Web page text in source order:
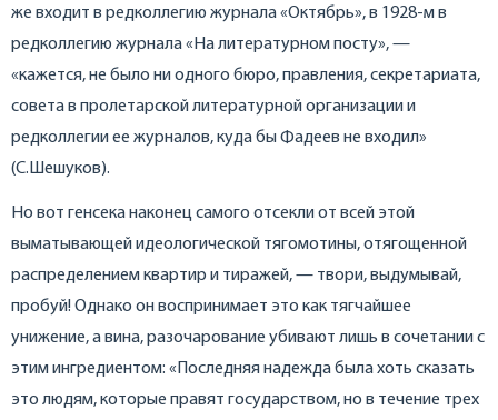
же входит в редколлегию журнала «Октябрь», в 1928-м в
редколлегию журнала «На литературном посту», —
«кажется, не было ни одного бюро, правления, секретариата,
совета в пролетарской литературной организации и
редколлегии ее журналов, куда бы Фадеев не входил»
(С.Шешуков).
Но вот генсека наконец самого отсекли от всей этой
выматывающей идеологической тягомотины, отягощенной
распределением квартир и тиражей, — твори, выдумывай,
пробуй! Однако он воспринимает это как тягчайшее
унижение, а вина, разочарование убивают лишь в сочетании с
этим ингредиентом: «Последняя надежда была хоть сказать
это людям, которые правят государством, но в течение трех